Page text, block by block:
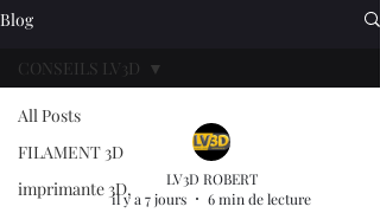
Blog
All Posts
FILAMENT 3D
imprimante 3D,
CONSEILS LV3D
LV3D ROBERT
il y a 7 jours
6 min de lecture